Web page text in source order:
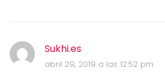
Sukhi.es
abril 29, 2019 a las 12:52 pm